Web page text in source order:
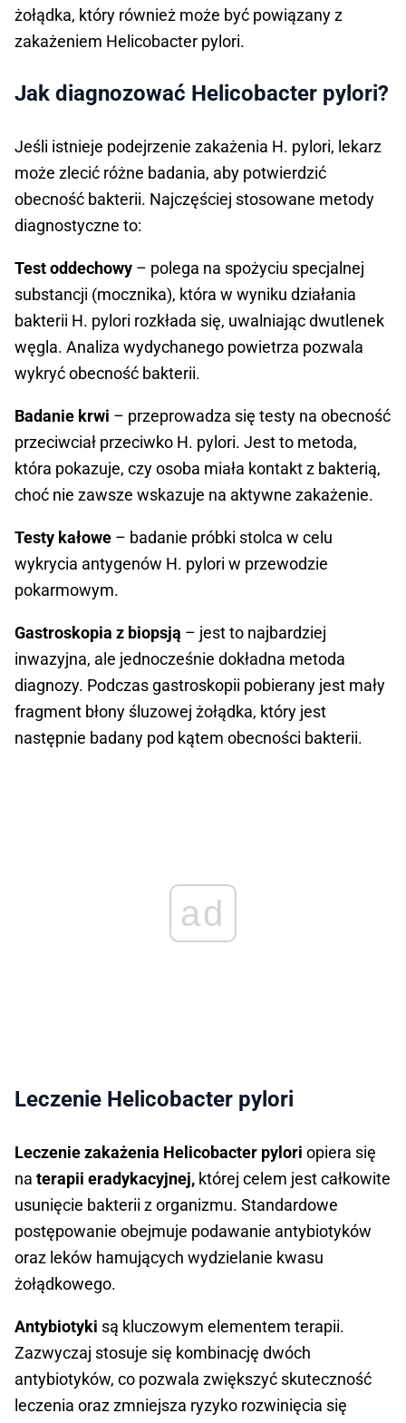
żołądka, który również może być powiązany z
zakażeniem Helicobacter pylori.
Jak diagnozować Helicobacter pylori?
Jeśli istnieje podejrzenie zakażenia H. pylori, lekarz
może zlecić różne badania, aby potwierdzić
obecność bakterii. Najczęściej stosowane metody
diagnostyczne to:
Test oddechowy – polega na spożyciu specjalnej
substancji (mocznika), która w wyniku działania
bakterii H. pylori rozkłada się, uwalniając dwutlenek
węgla. Analiza wydychanego powietrza pozwala
wykryć obecność bakterii.
Badanie krwi – przeprowadza się testy na obecność
przeciwciał przeciwko H. pylori. Jest to metoda,
która pokazuje, czy osoba miała kontakt z bakterią,
choć nie zawsze wskazuje na aktywne zakażenie.
Testy kałowe – badanie próbki stolca w celu
wykrycia antygenów H. pylori w przewodzie
pokarmowym.
Gastroskopia z biopsją – jest to najbardziej
inwazyjna, ale jednocześnie dokładna metoda
diagnozy. Podczas gastroskopii pobierany jest mały
fragment błony śluzowej żołądka, który jest
następnie badany pod kątem obecności bakterii.
ad
Leczenie Helicobacter pylori
Leczenie zakażenia Helicobacter pylori opiera się
na terapii eradykacyjnej, której celem jest całkowite
usunięcie bakterii z organizmu. Standardowe
postępowanie obejmuje podawanie antybiotyków
oraz leków hamujących wydzielanie kwasu
żołądkowego.
Antybiotyki są kluczowym elementem terapii.
Zazwyczaj stosuje się kombinację dwóch
antybiotyków, co pozwala zwiększyć skuteczność
leczenia oraz zmniejsza ryzyko rozwinięcia się